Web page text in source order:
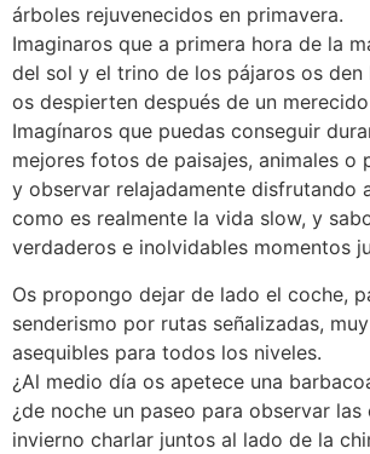
árboles rejuvenecidos en primavera.
Imaginaros que a primera hora de la
del sol y el trino de los pájaros os den
os despierten después de un
Imagínaros que puedas conseguir
mejores fotos de paisajes, animales o
y observar relajadamente disfrutando
como es realmente la vida slow, y
verdaderos e inolvidables momentos
Os propongo dejar de lado el coche,
senderismo por rutas señalizadas,
asequibles para todos los niveles.
¿Al medio día os apetece una
¿de noche un paseo para observar las
invierno charlar juntos al lado de la